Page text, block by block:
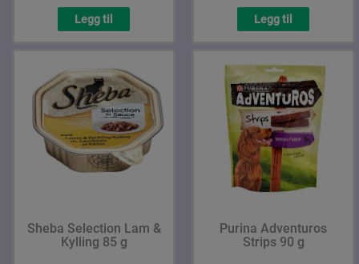
Legg til Legg til
Sheba Selection Lam &
Kylling 85 g
Purina Adventuros
Strips 90 g